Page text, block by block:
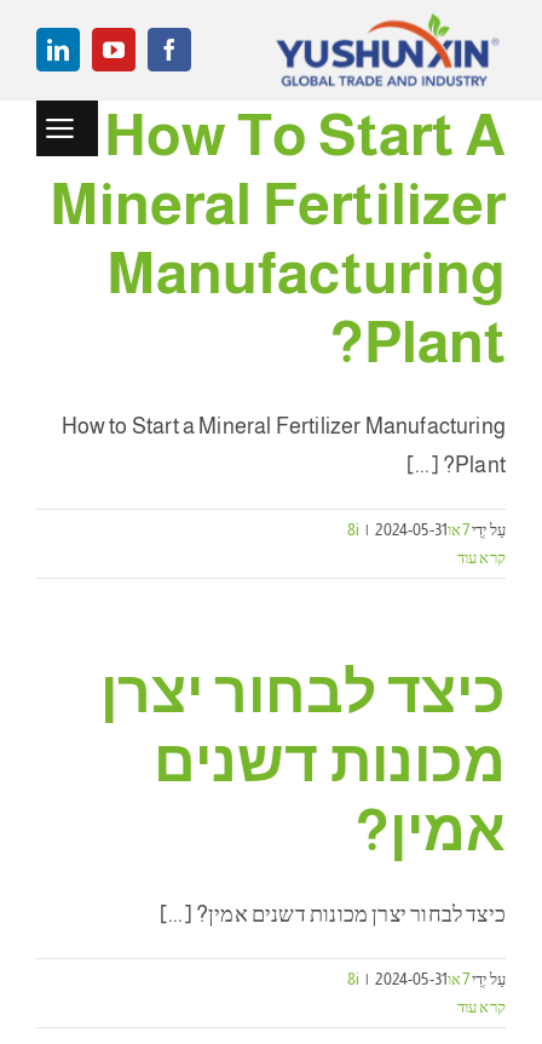
ניווט
לחלק
בַּיִת
פרויקטים
חֲדָשׁוֹת
How To Start A
Mineral Fertilizer
Manufacturing
Plant
?
How to Start a Mineral Fertilizer Manufacturing
Plant
? [...]
עַל יְדֵי7או8i | 2024-05-31
קרא עוד
כיצד לבחור יצרן
מכונות דשנים
אמין?
כיצד לבחור יצרן מכונות דשנים אמין? [...]
עַל יְדֵי7או8i | 2024-05-31
קרא עוד